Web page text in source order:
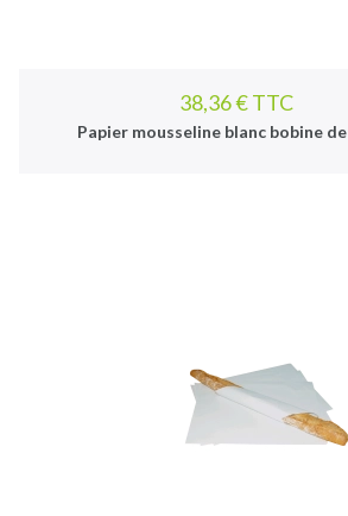
38,36 € TTC
Papier mousseline blanc bobine de